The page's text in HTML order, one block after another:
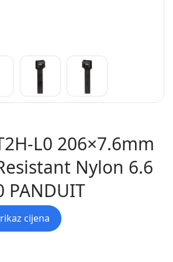
L0 206×7.6mm
Nylon 6.6
PANDUIT
cijena